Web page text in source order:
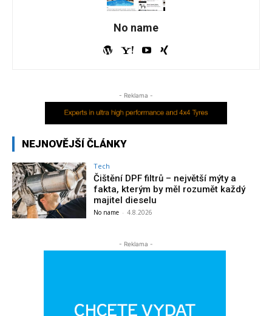
No name
- Reklama -
NEJNOVĚJŠÍ ČLÁNKY
Tech
Čištění DPF filtrů – největší mýty a
fakta, kterým by měl rozumět každý
majitel dieselu
No name - 4.8.2026
- Reklama -